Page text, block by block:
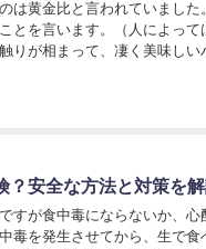
は黄金比と言われていまし
とを言います。（人によっ
りが相まって、凄く美味しい
安全な方法と対策を解
すが食中毒にならないか、心
毒を発生させてから、生で